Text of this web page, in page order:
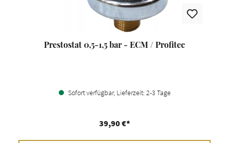
Prestostat 0,5-1,5 bar - ECM / Profitec
Sofort verfügbar, Lieferzeit: 2-3 Tage
39,90 €*